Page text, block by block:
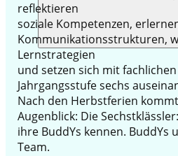
reflektieren
soziale Kompetenzen,
Kommunikationsstrukturen,
Lernstrategien
und setzen sich mit
Jahrgangsstufe sechs
Nach den Herbstferien
Augenblick: Die
ihre BuddYs kennen. BuddYs
Team.